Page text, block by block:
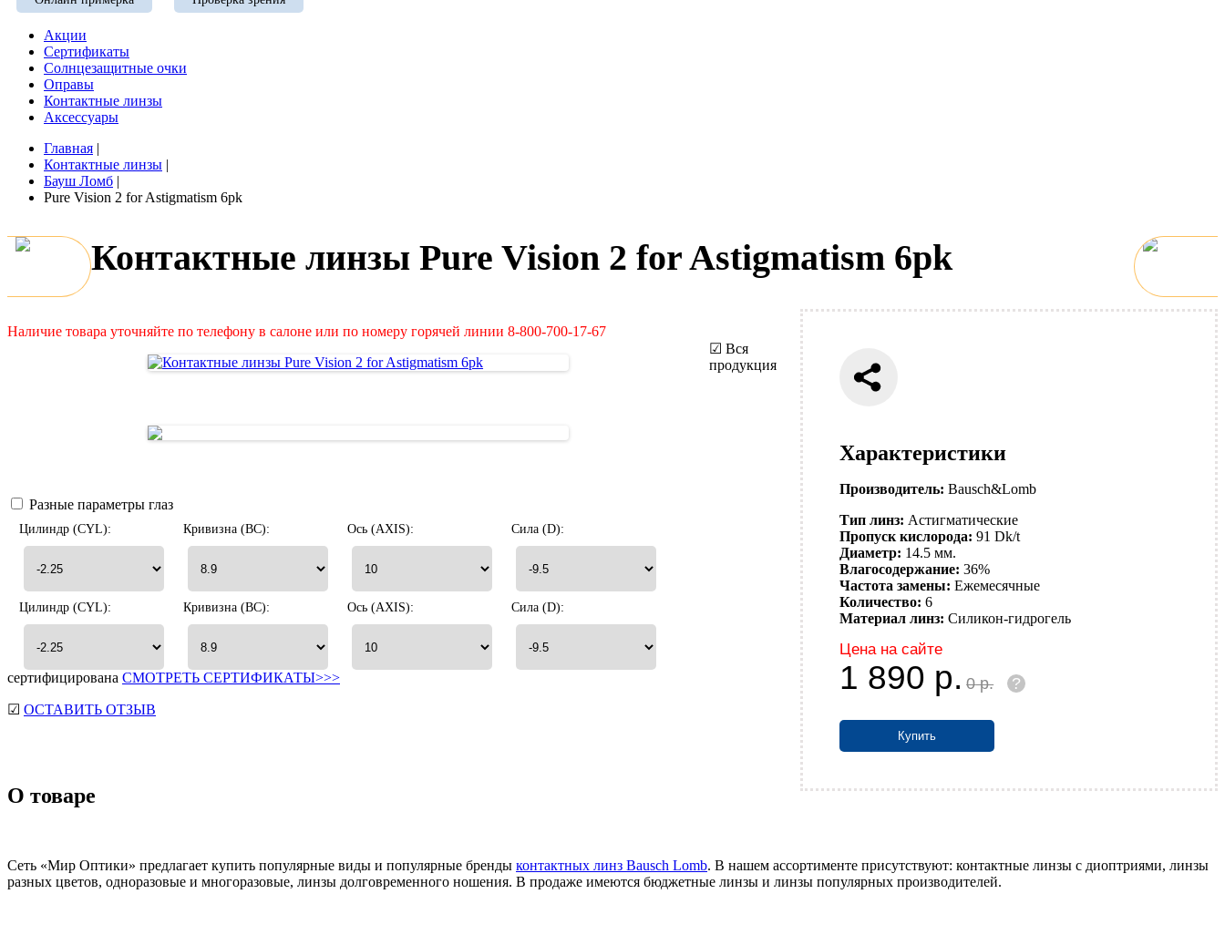
Акции
Сертификаты
Солнцезащитные очки
Оправы
Контактные линзы
Аксессуары
Главная |
Контактные линзы |
Бауш Ломб |
Pure Vision 2 for Astigmatism 6pk
Контактные линзы Pure Vision 2 for Astigmatism 6pk
Наличие товара уточняйте по телефону в салоне или по номеру горячей линии 8-800-700-17-67
Разные параметры глаз
Цилиндр (CYL): Кривизна (BC): Ось (AXIS): Сила (D):
Цилиндр (CYL): Кривизна (BC): Ось (AXIS): Сила (D):
Характеристики
Производитель: Bausch&Lomb
Тип линз: Астигматические
Пропуск кислорода: 91 Dk/t
Диаметр: 14.5 мм.
Влагосодержание: 36%
Частота замены: Ежемесячные
Количество: 6
Материал линз: Силикон-гидрогель
Цена на сайте
1 890 р. 0р. ?
Купить
☑ Вся
продукция
сертифицирована СМОТРЕТЬ СЕРТИФИКАТЫ>>>
☑ ОСТАВИТЬ ОТЗЫВ
О товаре
Сеть «Мир Оптики» предлагает купить популярные виды и популярные бренды контактных линз Bausch Lomb. В нашем ассортименте присутствуют: контактные линзы с диоптриями, линзы
разных цветов, одноразовые и многоразовые, линзы долговременного ношения. В продаже имеются бюджетные линзы и линзы популярных производителей.